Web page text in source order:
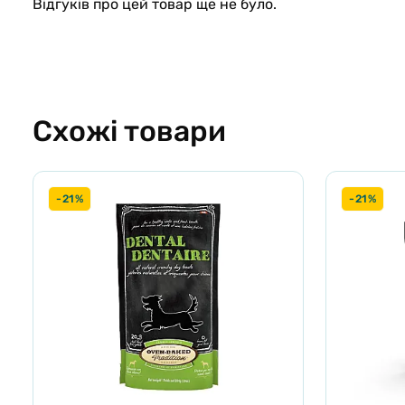
Відгуків про цей товар ще не було.
Схожі товари
-21% -21%